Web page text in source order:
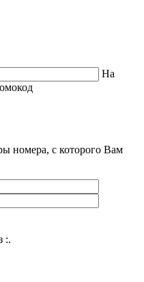
На
номера, с которого Вам
:.